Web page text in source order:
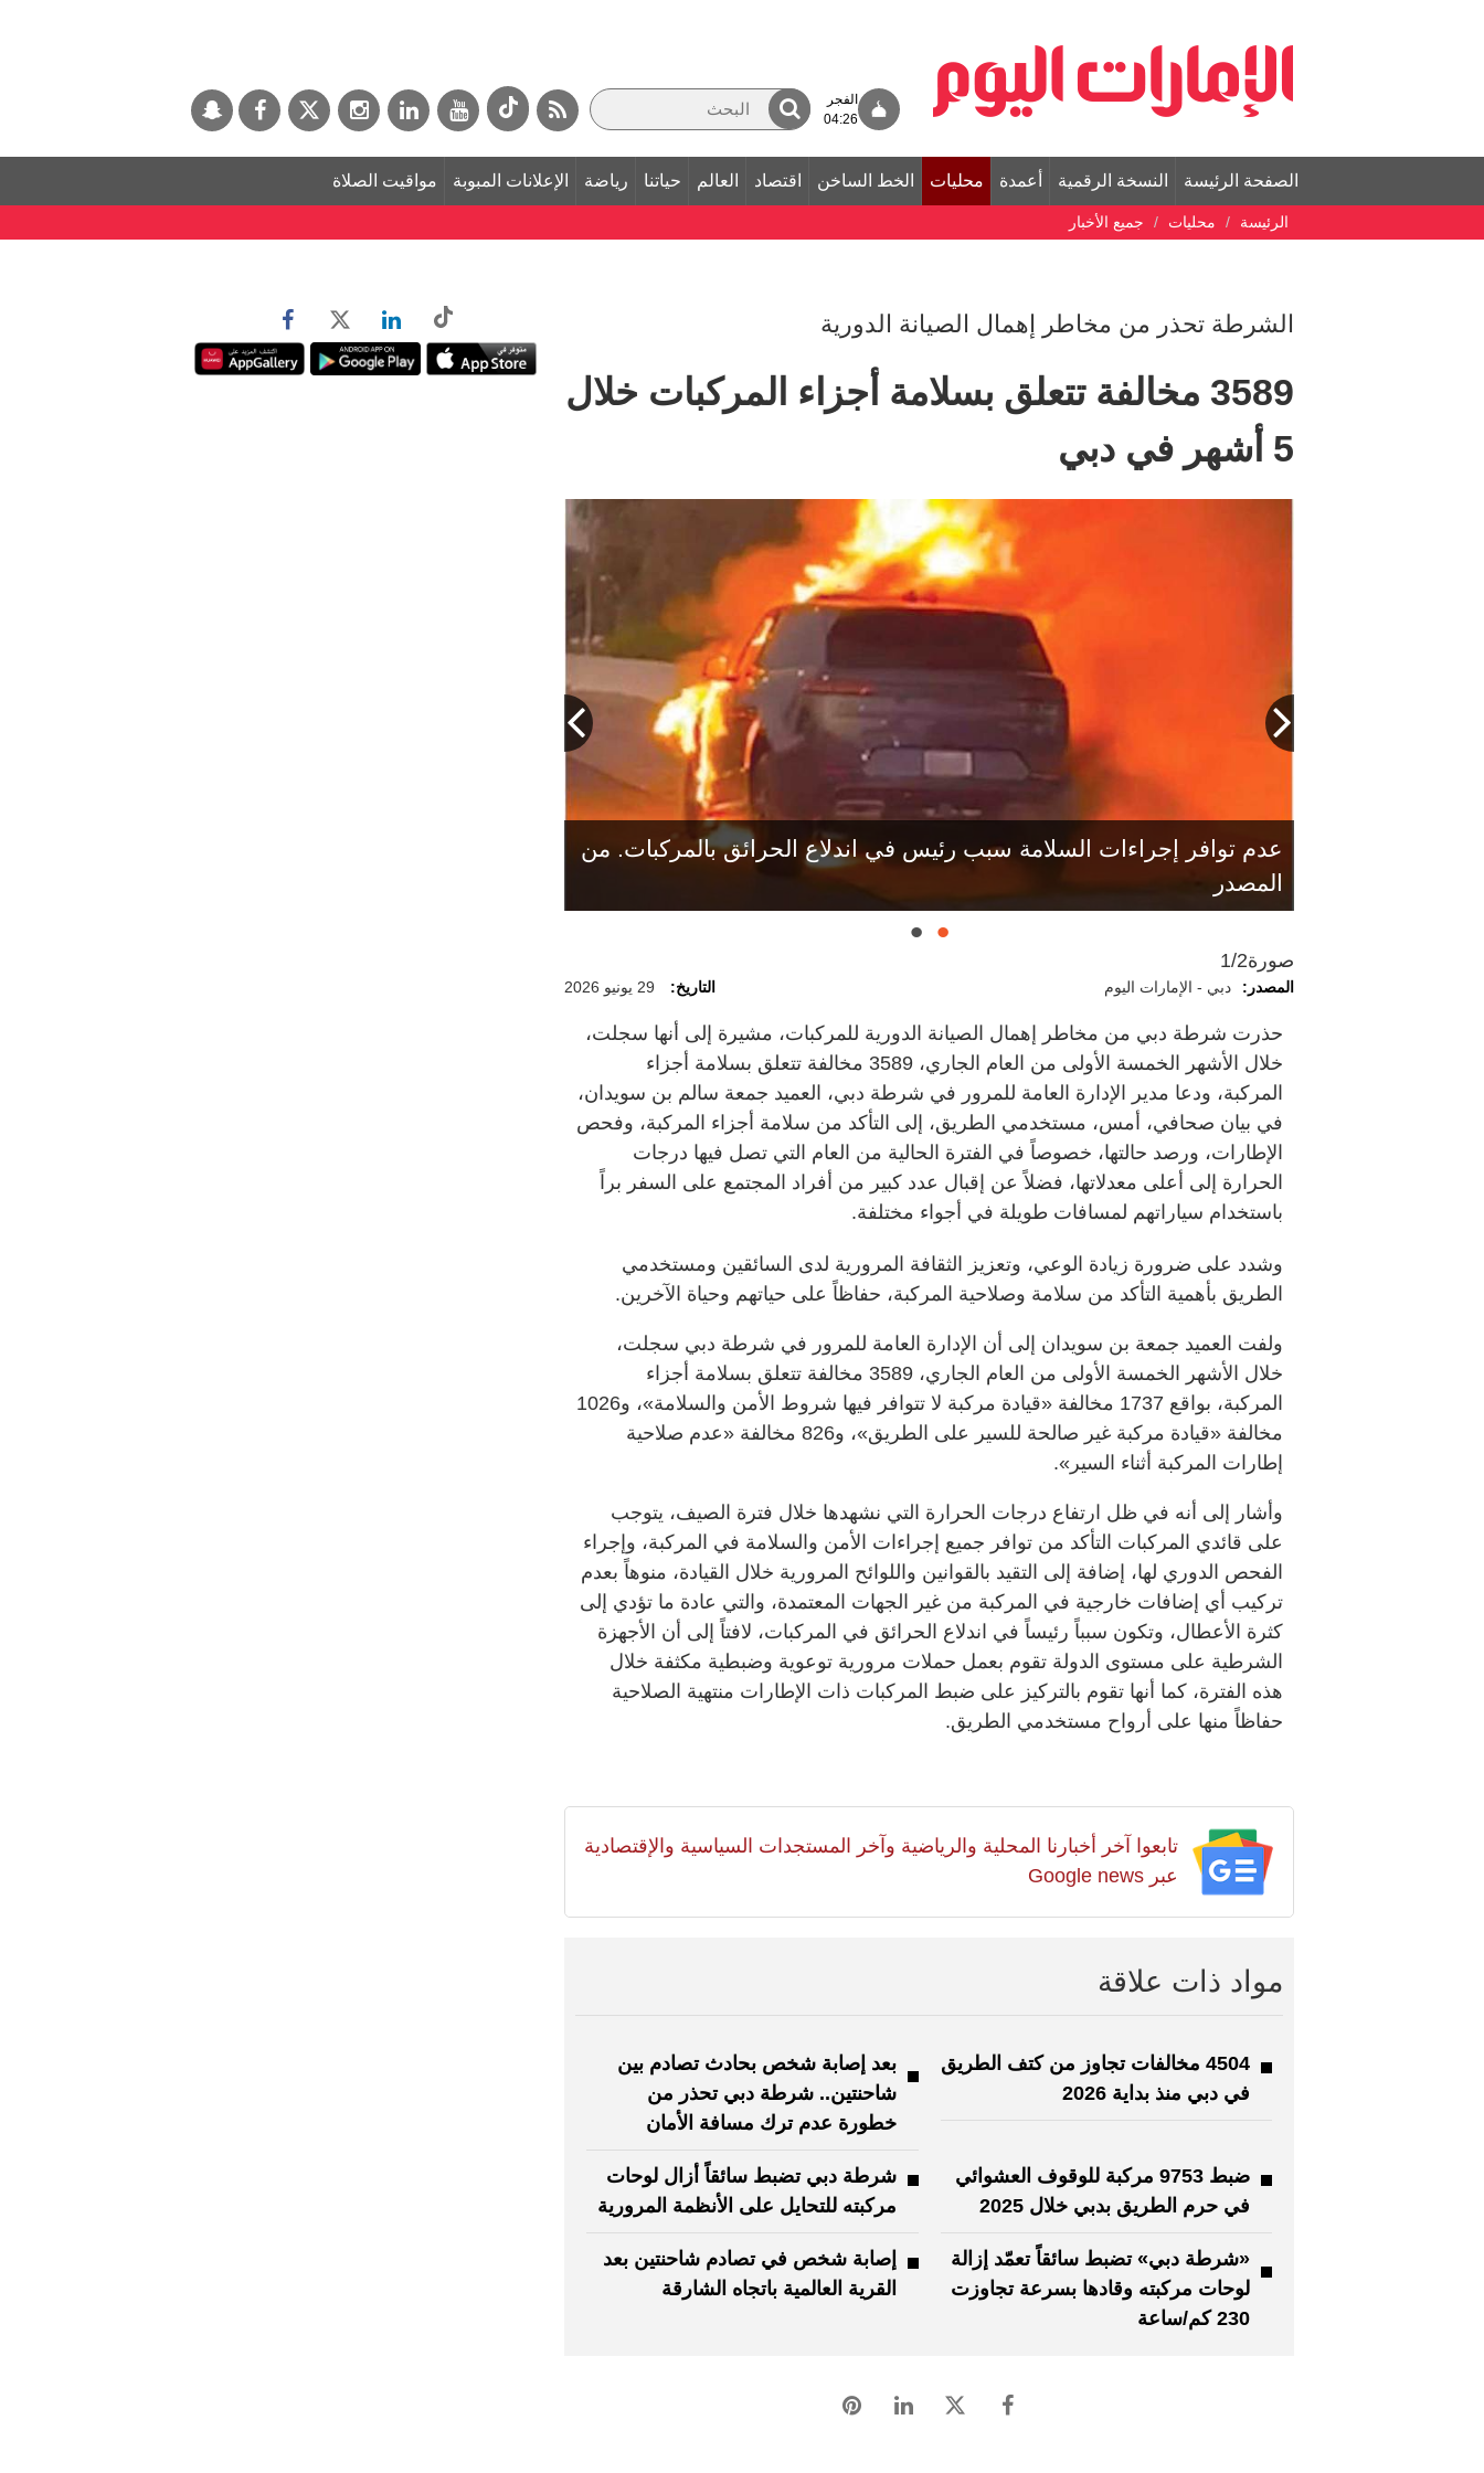
الفجر
04:26
الصفحة الرئيسة النسخة الرقمية أعمدة محليات الخط الساخن اقتصاد العالم حياتنا رياضة الإعلانات المبوبة مواقيت الصلاة
الرئيسة محليات جميع الأخبار
الشرطة تحذر من مخاطر إهمال الصيانة الدورية
3589 مخالفة تتعلق بسلامة أجزاء المركبات خلال
5 أشهر في دبي
عدم توافر إجراءات السلامة سبب رئيس في اندلاع الحرائق بالمركبات. من
المصدر
العميد جمعة بن سويدان: تسجيل 1026 مخالفة «قيادة مركبة غير صالحة
للسير على الطريق».
صورة1/2
المصدر: دبي - الإمارات اليوم التاريخ: 29 يونيو 2026
حذرت شرطة دبي من مخاطر إهمال الصيانة الدورية للمركبات، مشيرة إلى أنها سجلت،
خلال الأشهر الخمسة الأولى من العام الجاري، 3589 مخالفة تتعلق بسلامة أجزاء
المركبة، ودعا مدير الإدارة العامة للمرور في شرطة دبي، العميد جمعة سالم بن سويدان،
في بيان صحافي، أمس، مستخدمي الطريق، إلى التأكد من سلامة أجزاء المركبة، وفحص
الإطارات، ورصد حالتها، خصوصاً في الفترة الحالية من العام التي تصل فيها درجات
الحرارة إلى أعلى معدلاتها، فضلاً عن إقبال عدد كبير من أفراد المجتمع على السفر براً
باستخدام سياراتهم لمسافات طويلة في أجواء مختلفة.
وشدد على ضرورة زيادة الوعي، وتعزيز الثقافة المرورية لدى السائقين ومستخدمي
الطريق بأهمية التأكد من سلامة وصلاحية المركبة، حفاظاً على حياتهم وحياة الآخرين.
ولفت العميد جمعة بن سويدان إلى أن الإدارة العامة للمرور في شرطة دبي سجلت،
خلال الأشهر الخمسة الأولى من العام الجاري، 3589 مخالفة تتعلق بسلامة أجزاء
المركبة، بواقع 1737 مخالفة «قيادة مركبة لا تتوافر فيها شروط الأمن والسلامة»، و1026
مخالفة «قيادة مركبة غير صالحة للسير على الطريق»، و826 مخالفة «عدم صلاحية
إطارات المركبة أثناء السير».
وأشار إلى أنه في ظل ارتفاع درجات الحرارة التي نشهدها خلال فترة الصيف، يتوجب
على قائدي المركبات التأكد من توافر جميع إجراءات الأمن والسلامة في المركبة، وإجراء
الفحص الدوري لها، إضافة إلى التقيد بالقوانين واللوائح المرورية خلال القيادة، منوهاً بعدم
تركيب أي إضافات خارجية في المركبة من غير الجهات المعتمدة، والتي عادة ما تؤدي إلى
كثرة الأعطال، وتكون سبباً رئيساً في اندلاع الحرائق في المركبات، لافتاً إلى أن الأجهزة
الشرطية على مستوى الدولة تقوم بعمل حملات مرورية توعوية وضبطية مكثفة خلال
هذه الفترة، كما أنها تقوم بالتركيز على ضبط المركبات ذات الإطارات منتهية الصلاحية
حفاظاً منها على أرواح مستخدمي الطريق.
تابعوا آخر أخبارنا المحلية والرياضية وآخر المستجدات السياسية والإقتصادية
عبر Google news
مواد ذات علاقة
4504 مخالفات تجاوز من كتف الطريق
في دبي منذ بداية 2026
بعد إصابة شخص بحادث تصادم بين
شاحنتين.. شرطة دبي تحذر من
خطورة عدم ترك مسافة الأمان
ضبط 9753 مركبة للوقوف العشوائي
في حرم الطريق بدبي خلال 2025
شرطة دبي تضبط سائقاً أزال لوحات
مركبته للتحايل على الأنظمة المرورية
«شرطة دبي» تضبط سائقاً تعمّد إزالة
لوحات مركبته وقادها بسرعة تجاوزت
230 كم/ساعة
إصابة شخص في تصادم شاحنتين بعد
القرية العالمية باتجاه الشارقة